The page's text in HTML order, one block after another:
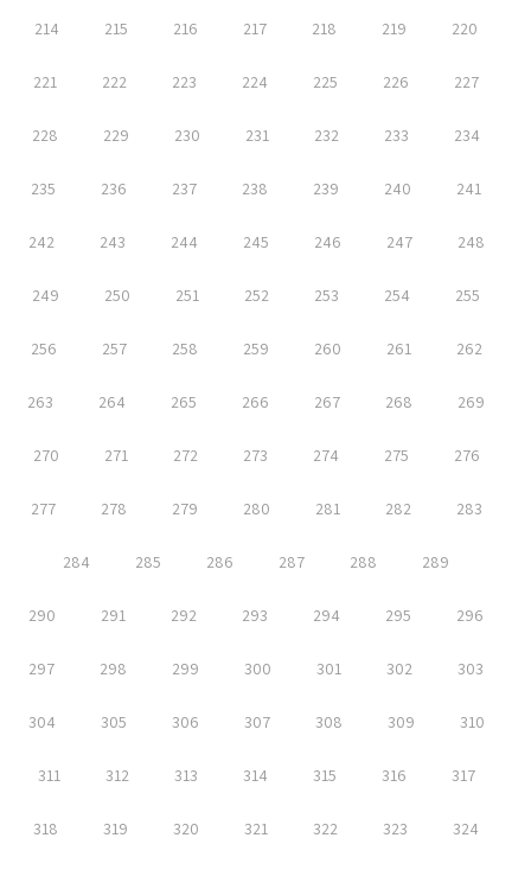
214 215 216 217 218 219 220
221 222 223 224 225 226 227
228 229 230 231 232 233 234
235 236 237 238 239 240 241
242 243 244 245 246 247 248
249 250 251 252 253 254 255
256 257 258 259 260 261 262
263 264 265 266 267 268 269
270 271 272 273 274 275 276
277 278 279 280 281 282 283
284 285 286 287 288 289
290 291 292 293 294 295 296
297 298 299 300 301 302 303
304 305 306 307 308 309 310
311 312 313 314 315 316 317
318 319 320 321 322 323 324